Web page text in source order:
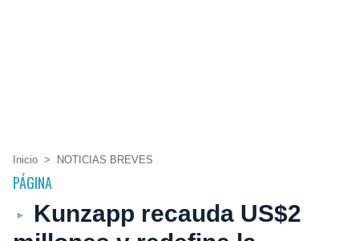
Inicio > NOTICIAS BREVES
PÁGINA
Kunzapp recauda US$2